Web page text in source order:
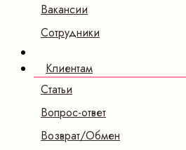
Вакансии
Сотрудники
Клиентам
Статьи
Вопрос-ответ
Возврат/Обмен